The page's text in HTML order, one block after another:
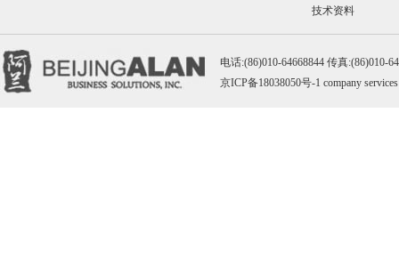
技术资料
电话:(86)010-64668844 传真:(86)010-
京ICP备18038050号-1 company